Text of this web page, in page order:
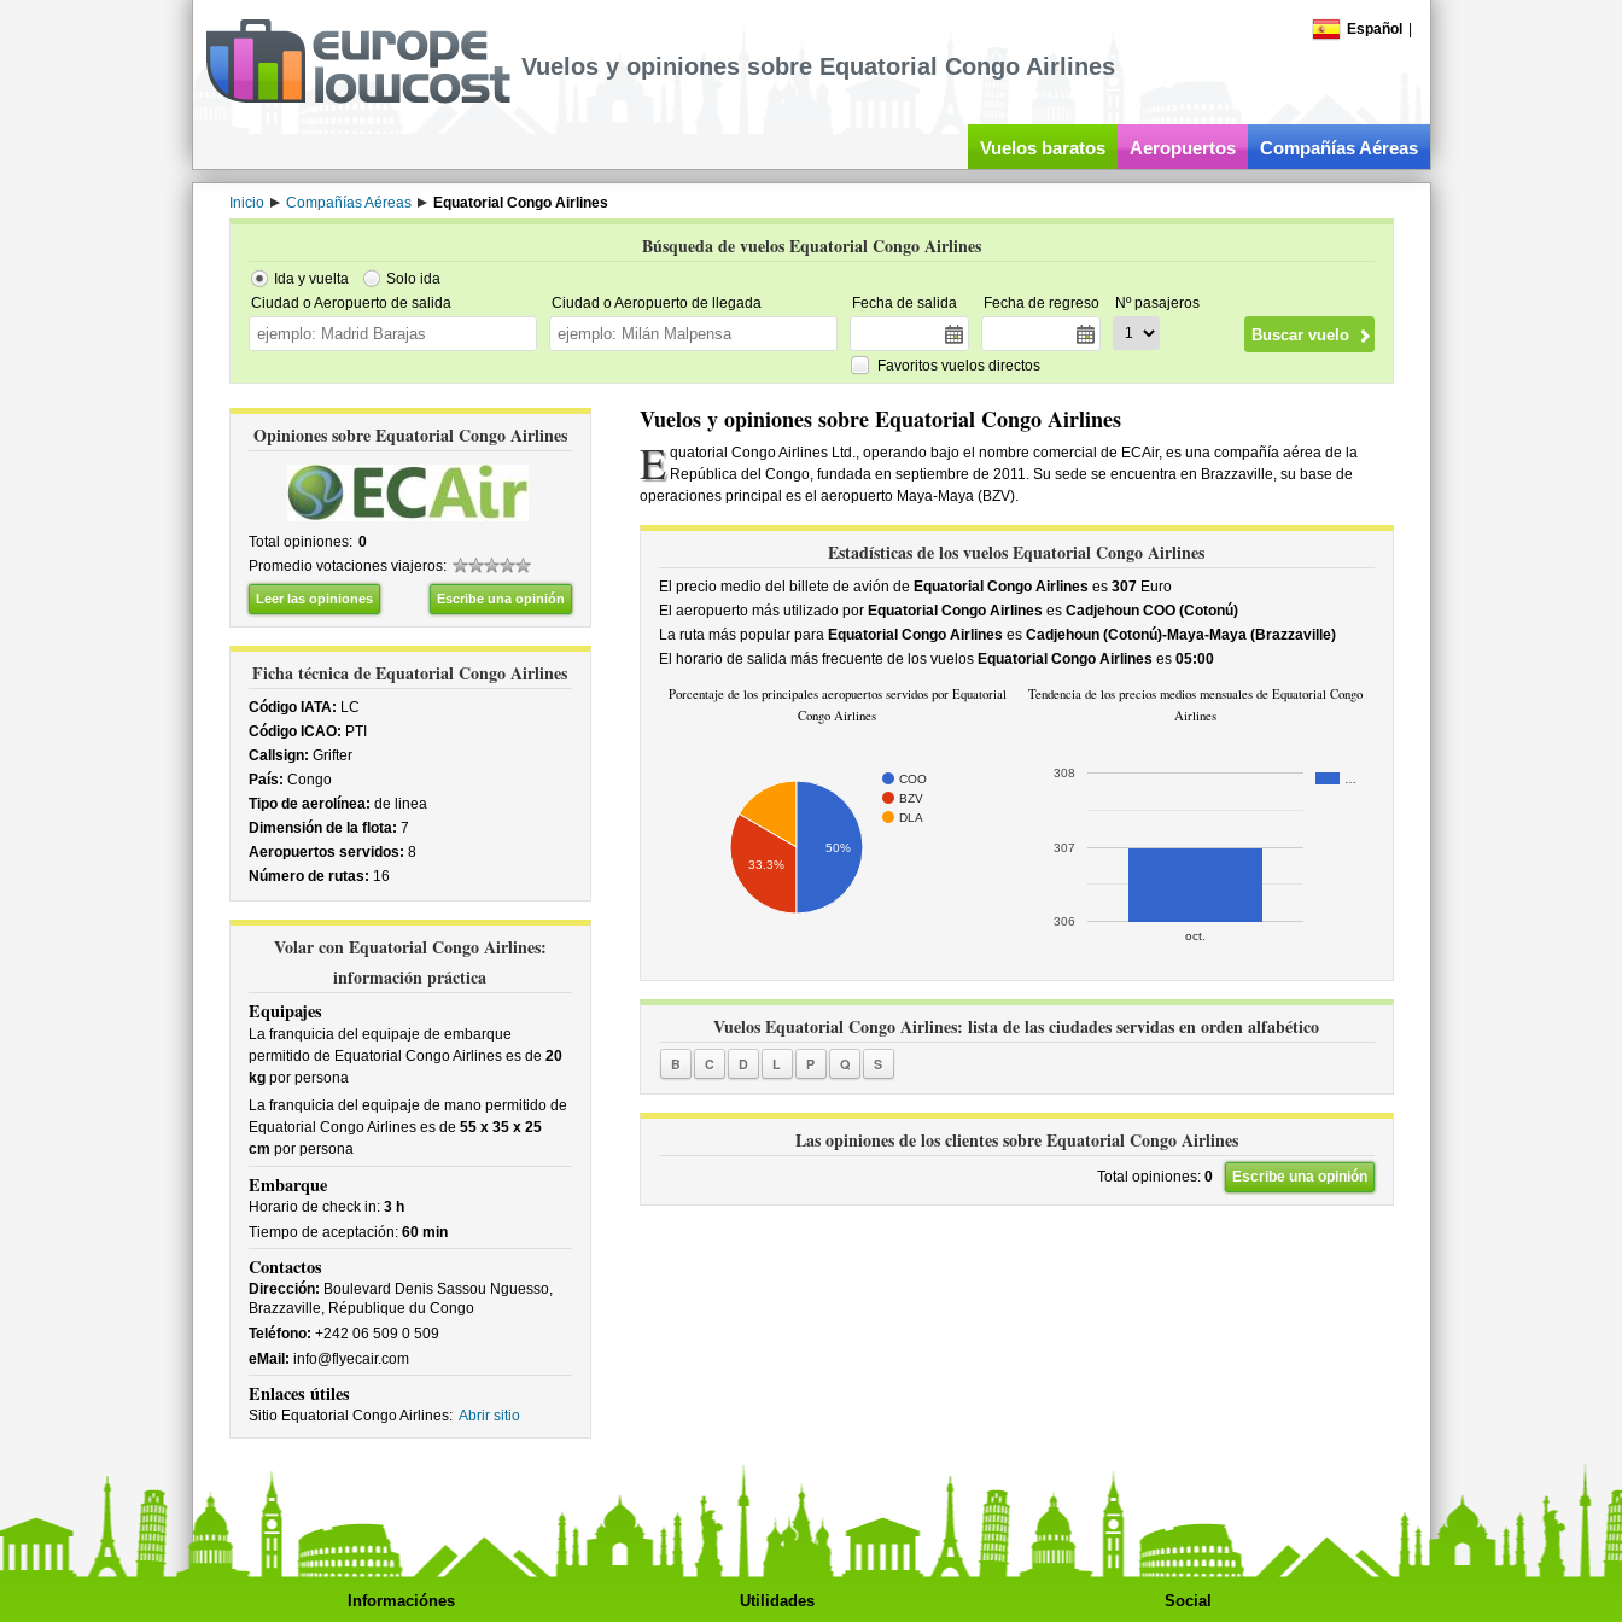
Español
Vuelos y opiniones sobre Equatorial Congo Airlines
Vuelos baratos Aeropuertos Compañías Aéreas
Inicio Compañías Aéreas Equatorial Congo Airlines
Búsqueda de vuelos Equatorial Congo Airlines
Ida y vuelta
Solo ida
Ciudad o Aeropuerto de salida
Ciudad o Aeropuerto de llegada Fecha de salida Fecha de regreso Nº pasajeros
Favoritos vuelos directos
Opiniones sobre Equatorial Congo Airlines
Total opiniones: 0
Promedio votaciones viajeros:
Leer las opiniones Escribe una opinión
Ficha técnica de Equatorial Congo Airlines
Código IATA: LC
Código ICAO: PTI
Callsign: Grifter
País: Congo
Tipo de aerolínea: de linea
Dimensión de la flota: 7
Aeropuertos servidos: 8
Número de rutas: 16
Volar con Equatorial Congo Airlines:
información práctica
Equipajes
La franquicia del equipaje de embarque
permitido de Equatorial Congo Airlines es de 20
kgpor persona
La franquicia del equipaje de mano permitido de
Equatorial Congo Airlines es de 55 x 35 x 25
cm por persona
Embarque
Horario de check in: 3 h
Tiempo de aceptación: 60 min
Contactos
Dirección: Boulevard Denis Sassou Nguesso,
Brazzaville, République du Congo
Teléfono: +242 06 509 0 509
eMail: info@flyecair.com
Enlaces útiles
Sitio Equatorial Congo Airlines: Abrir sitio
Vuelos y opiniones sobre Equatorial Congo Airlines
E quatorial Congo Airlines Ltd., operando bajo el nombre comercial de ECAir, es una compañía aérea de la
República del Congo, fundada en septiembre de 2011. Su sede se encuentra en Brazzaville, su base de
operaciones principal es el aeropuerto Maya-Maya (BZV).
Estadísticas de los vuelos Equatorial Congo Airlines
El precio medio del billete de avión de Equatorial Congo Airlines es 307Euro
El aeropuerto más utilizado por Equatorial Congo Airlines es Cadjehoun COO (Cotonú)
La ruta más popular para Equatorial Congo Airlines es Cadjehoun (Cotonú)-Maya-Maya (Brazzaville)
El horario de salida más frecuente de los vuelos Equatorial Congo Airlines es 05:00
Porcentaje de los principales aeropuertos servidos por Equatorial
Congo Airlines
COO
BZV
DLA
33.3%
50%
Tendencia de los precios medios mensuales de Equatorial Congo
Airlines
oct.
306
307
308
Vuelos Equatorial Congo Airlines: lista de las ciudades servidas en orden alfabético
B C D L P Q S
Las opiniones de los clientes sobre Equatorial Congo Airlines
Total opiniones: 0 Escribe una opinión
Informaciónes Utilidades Social